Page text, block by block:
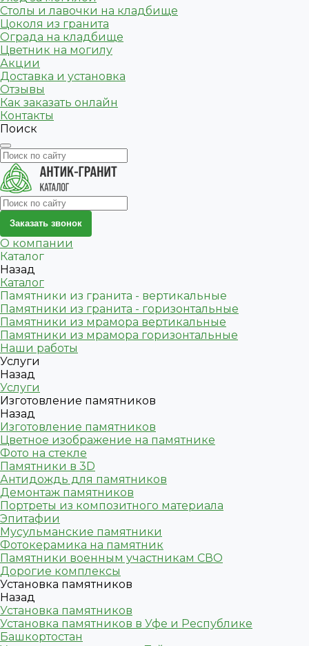
Столы и лавочки на кладбище
Цоколя из гранита
Ограда на кладбище
Цветник на могилу
Акции
Доставка и установка
Отзывы
Как заказать онлайн
Контакты
Поиск
Заказать звонок
О компании
Каталог
Назад
Каталог
Памятники из гранита - вертикальные
Памятники из гранита - горизонтальные
Памятники из мрамора вертикальные
Памятники из мрамора горизонтальные
Наши работы
Услуги
Назад
Услуги
Изготовление памятников
Назад
Изготовление памятников
Цветное изображение на памятнике
Фото на стекле
Памятники в 3D
Антидождь для памятников
Демонтаж памятников
Портреты из композитного материала
Эпитафии
Мусульманские памятники
Фотокерамика на памятник
Памятники военным участникам СВО
Дорогие комплексы
Установка памятников
Назад
Установка памятников
Установка памятников в Уфе и Республике
Башкортостан